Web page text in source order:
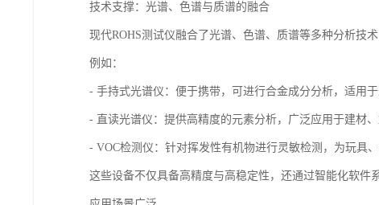
技术支撑：光谱、色谱与质谱的融合
现代ROHS测试仪融合了光谱、色谱、质谱等多种分析技
例如：
- 手持式光谱仪：便于携带，可进行合金成分分析，适用
- 直读光谱仪：提供高精度的元素分析，广泛应用于建材
- VOC检测仪：针对挥发性有机物进行灵敏检测，为玩具
这些设备不仅具备高精度与高稳定性，还通过智能化软件